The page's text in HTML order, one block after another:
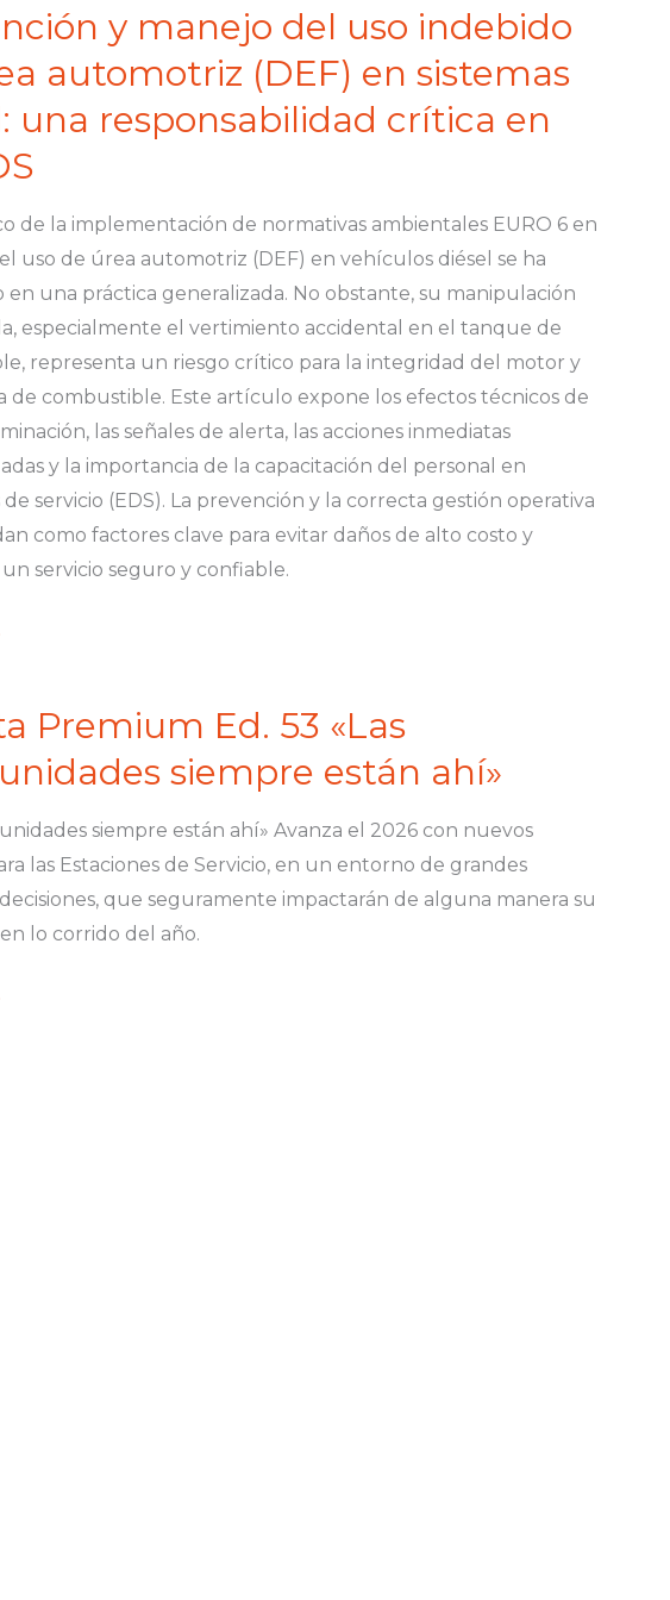
y manejo del uso indebido
automotriz (DEF) en sistemas
una responsabilidad crítica en
de la implementación de normativas ambientales EURO 6 en
uso de úrea automotriz (DEF) en vehículos diésel se ha
en una práctica generalizada. No obstante, su manipulación
especialmente el vertimiento accidental en el tanque de
representa un riesgo crítico para la integridad del motor y
de combustible. Este artículo expone los efectos técnicos de
las señales de alerta, las acciones inmediatas
y la importancia de la capacitación del personal en
de servicio (EDS). La prevención y la correcta gestión operativa
como factores clave para evitar daños de alto costo y
servicio seguro y confiable.
Premium Ed. 53 «Las
siempre están ahí»
siempre están ahí» Avanza el 2026 con nuevos
las Estaciones de Servicio, en un entorno de grandes
que seguramente impactarán de alguna manera su
lo corrido del año.